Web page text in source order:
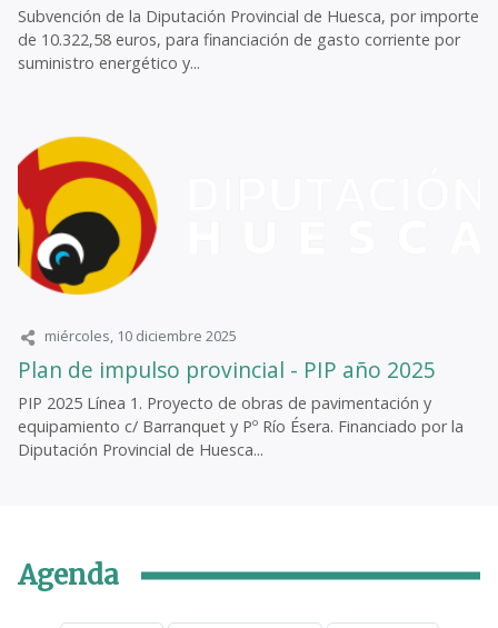
Subvención de la Diputación Provincial de Huesca, por importe
de 10.322,58 euros, para financiación de gasto corriente por
suministro energético y...
miércoles, 10 diciembre 2025
Plan de impulso provincial - PIP año 2025
PIP 2025 Línea 1. Proyecto de obras de pavimentación y
equipamiento c/ Barranquet y Pº Río Ésera. Financiado por la
Diputación Provincial de Huesca...
Agenda